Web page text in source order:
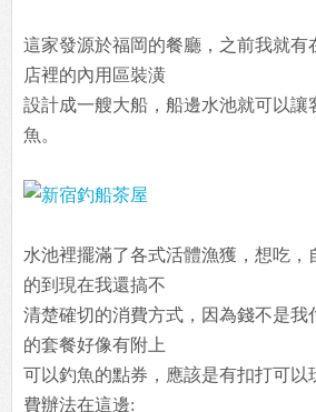
這家發源於福岡的餐廳，之前我就有
店裡的內用區裝潢
設計成一艘大船，船邊水池就可以讓
魚。
水池裡擺滿了各式活體漁獲，想吃，
的到現在我還搞不
清楚確切的消費方式，因為錢不是我
的套餐好像有附上
可以釣魚的點券，應該是有扣打可以
費辦法在這邊: